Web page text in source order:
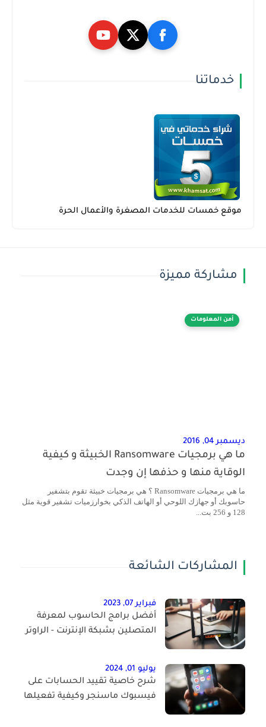
خدماتنا
موقع خمسات للخدمات المصغرة والأعمال الحرة
مشاركة مميزة
أمن المعلومات
ديسمبر 04, 2016
ما هي برمجيات Ransomware الخبيثة و كيفية
الوقاية منها و حذفها إن وجدت
ما هي برمجيات Ransomware ؟ هي برمجيات خبيثة تقوم بتشفير
حاسوبك أو جهازك اللوحي أو الهاتف الذكي بخوارزميات تشفير قوية مثل
128 و 256 بت...
المشاركات الشائعة
فبراير 07, 2023
أفضل برامج الحاسوب لمعرفة
المتصلين بشبكة الإنترنت - الراوتر
يوليو 01, 2024
شرح خاصية تقييد الحسابات على
فيسبوك ماسنجر وكيفية تفعيلها